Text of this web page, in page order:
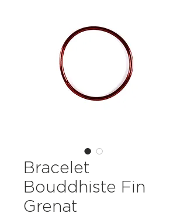
Bracelet
Bouddhiste Fin
Grenat